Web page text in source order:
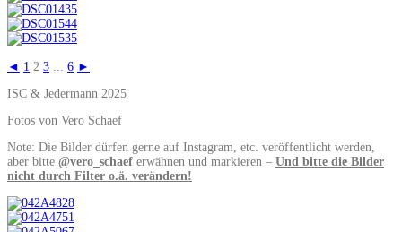
◄ 1 2 3 ... 6 ►
ISC & Jedermann 2025
Fotos von Vero Schaef
Note: Die Bilder dürfen gerne auf Instagram, etc. veröffentlicht werden,
aber bitte @vero_schaef erwähnen und markieren – Und bitte die Bilder
nicht durch Filter o.ä. verändern!